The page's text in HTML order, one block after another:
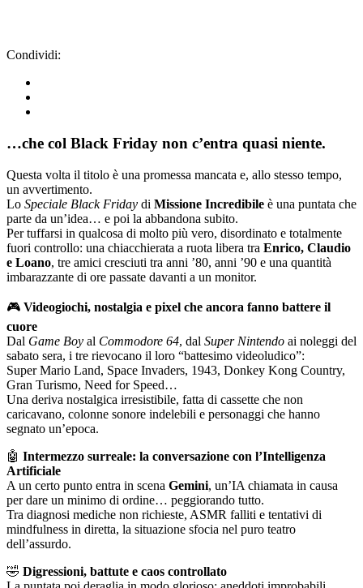
Condividi:
…che col Black Friday non c’entra quasi niente.
Questa volta il titolo è una promessa mancata e, allo stesso tempo,
un avvertimento.
Lo Speciale Black Friday di Missione Incredibile è una puntata che
parte da un’idea… e poi la abbandona subito.
Per tuffarsi in qualcosa di molto più vero, disordinato e totalmente
fuori controllo: una chiacchierata a ruota libera tra Enrico, Claudio
e Loano, tre amici cresciuti tra anni ’80, anni ’90 e una quantità
imbarazzante di ore passate davanti a un monitor.
🎮 Videogiochi, nostalgia e pixel che ancora fanno battere il
cuore
Dal Game Boy al Commodore 64, dal Super Nintendo ai noleggi del
sabato sera, i tre rievocano il loro “battesimo videoludico”:
Super Mario Land, Space Invaders, 1943, Donkey Kong Country,
Gran Turismo, Need for Speed…
Una deriva nostalgica irresistibile, fatta di cassette che non
caricavano, colonne sonore indelebili e personaggi che hanno
segnato un’epoca.
🤖 Intermezzo surreale: la conversazione con l’Intelligenza
Artificiale
A un certo punto entra in scena Gemini, un’IA chiamata in causa
per dare un minimo di ordine… peggiorando tutto.
Tra diagnosi mediche non richieste, ASMR falliti e tentativi di
mindfulness in diretta, la situazione sfocia nel puro teatro
dell’assurdo.
🤣 Digressioni, battute e caos controllato